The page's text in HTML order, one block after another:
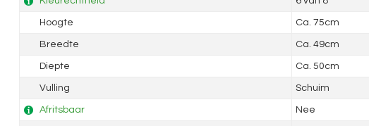
Hoogte Ca. 75cm
Breedte Ca. 49cm
Diepte Ca. 50cm
Vulling Schuim
Afritsbaar Nee